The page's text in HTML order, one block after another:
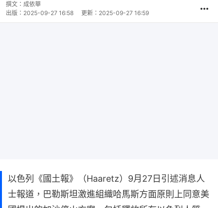
撰文： 成依華
出版： 2025-09-27 16:58 更新： 2025-09-27 16:59
以色列《國土報》（Haaretz）9月27日引述消息人
士報道，巴勒斯坦激進組織哈馬斯方面原則上同意美